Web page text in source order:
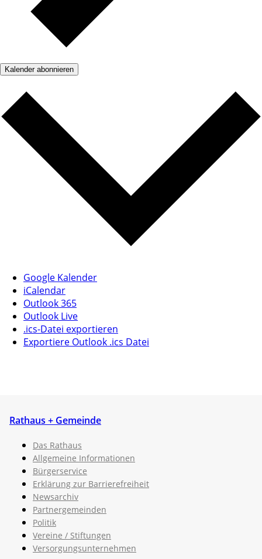
Kalender abonnieren
Google Kalender
iCalendar
Outlook 365
Outlook Live
.ics-Datei exportieren
Exportiere Outlook .ics Datei
Rathaus + Gemeinde
Das Rathaus
Allgemeine Informationen
Bürgerservice
Erklärung zur Barrierefreiheit
Newsarchiv
Partnergemeinden
Politik
Vereine / Stiftungen
Versorgungsunternehmen